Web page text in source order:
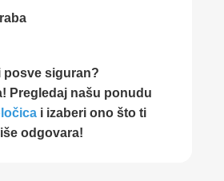
posve siguran?
Pregledaj našu ponudu
i izaberi ono što ti
odgovara!